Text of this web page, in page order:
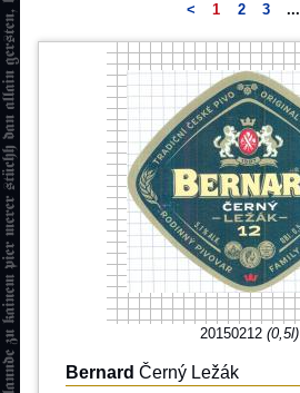
< 1 2 3 ...
20150212 (0,5l)
Bernard Černý Ležák